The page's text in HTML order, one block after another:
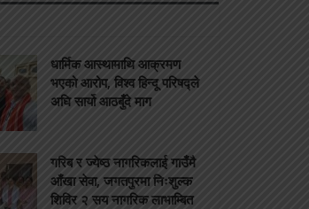
धार्मिक आस्थामाथि आक्रमण
भएको आरोप, विश्व हिन्दू परिषद्ले
अघि सार्यो आठबुँदे माग
गरिब र ज्येष्ठ नागरिकलाई गाउँमै
आँखा सेवा, जगतपुरमा निःशुल्क
शिविर २ सय नागरिक लाभाम्बित